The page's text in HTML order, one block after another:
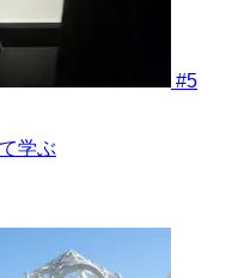
#5
学ぶ